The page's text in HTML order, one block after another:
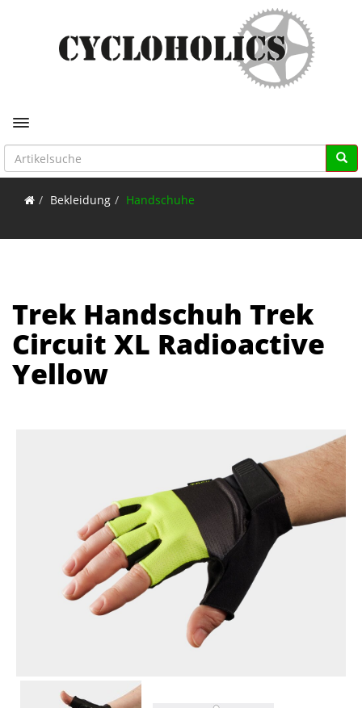
Toggle navigation
Bekleidung Handschuhe
Trek Handschuh Trek
Circuit XL Radioactive
Yellow